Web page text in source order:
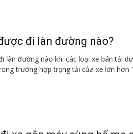
đi làn đường nào?
làn đường nào khi các loại xe bán tải
trường hợp trọng tải của xe lớn hơn